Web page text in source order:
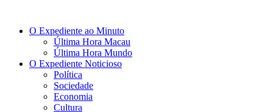
O Expediente ao Minuto
Última Hora Macau
Última Hora Mundo
O Expediente Noticioso
Política
Sociedade
Economia
Cultura